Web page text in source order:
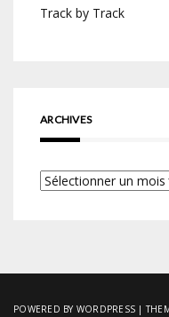
Track by Track
ARCHIVES
Archives
POWERED BY WORDPRESS |